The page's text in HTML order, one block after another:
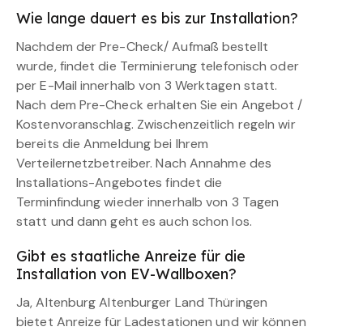
Wie lange dauert es bis zur Installation?
Nachdem der Pre-Check/ Aufmaß bestellt
wurde, findet die Terminierung telefonisch oder
per E-Mail innerhalb von 3 Werktagen statt.
Nach dem Pre-Check erhalten Sie ein Angebot /
Kostenvoranschlag. Zwischenzeitlich regeln wir
bereits die Anmeldung bei Ihrem
Verteilernetzbetreiber. Nach Annahme des
Installations-Angebotes findet die
Terminfindung wieder innerhalb von 3 Tagen
statt und dann geht es auch schon los.
Gibt es staatliche Anreize für die
Installation von EV-Wallboxen?
Ja, Altenburg Altenburger Land Thüringen
bietet Anreize für Ladestationen und wir können